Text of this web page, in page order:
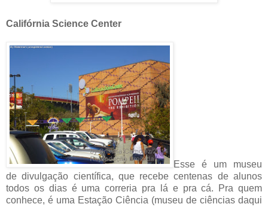
Califórnia Science Center
Esse é um museu
de divulgação científica, que recebe centenas de alunos
todos os dias é uma correria pra lá e pra cá. Pra quem
conhece, é uma Estação Ciência (museu de ciências daqui